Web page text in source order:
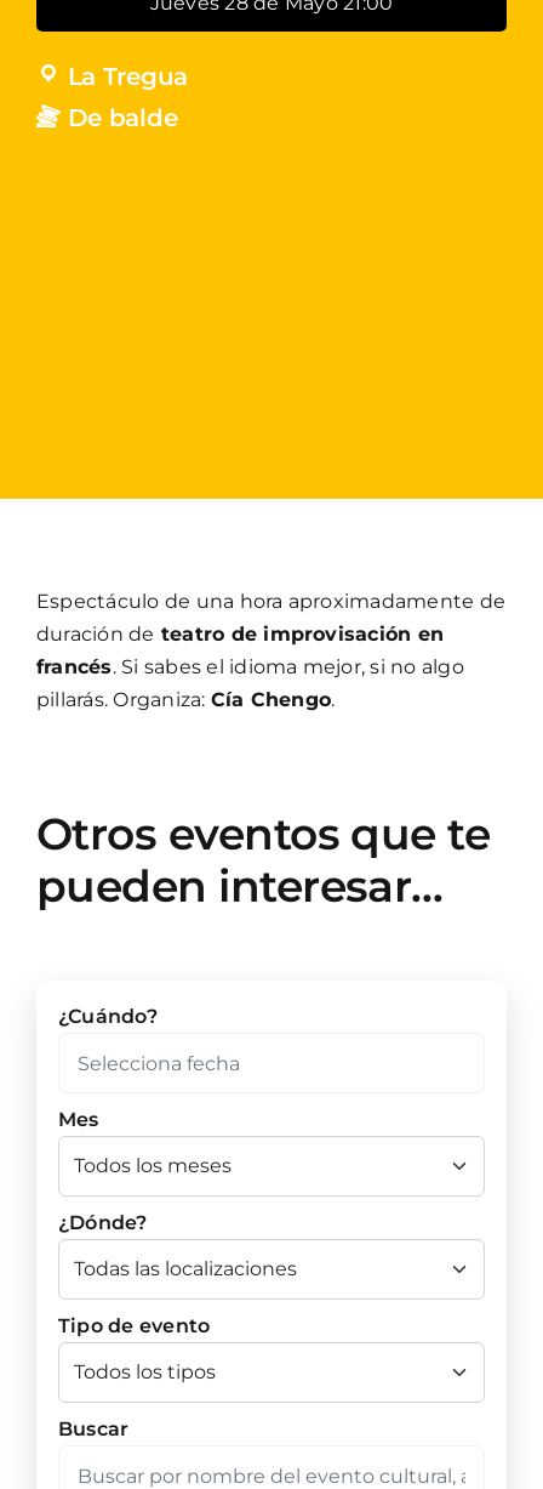
La Tregua
De balde
Espectáculo de una hora aproximadamente de
duración de teatro de improvisación en
francés. Si sabes el idioma mejor, si no algo
pillarás. Organiza: Cía Chengo.
Otros eventos que te
pueden interesar…
¿Cuándo?
Mes
¿Dónde?
Tipo de evento
Buscar